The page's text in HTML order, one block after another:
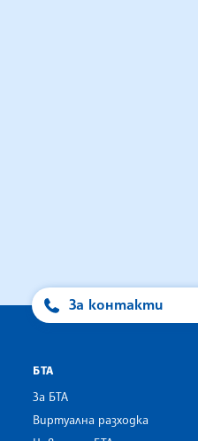
За контакти
БТА
За БТА
Виртуална разходка